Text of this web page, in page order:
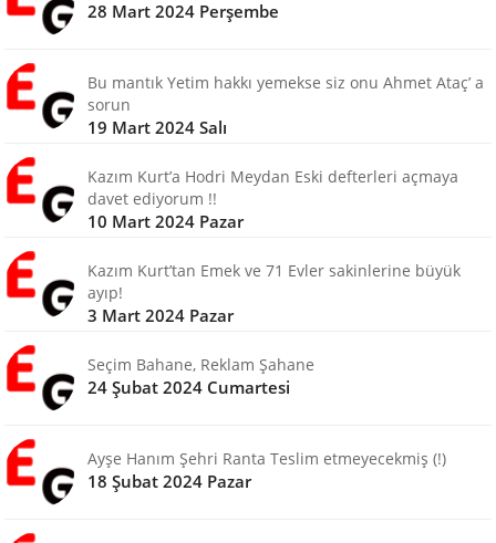
28 Mart 2024 Perşembe
Bu mantık Yetim hakkı yemekse siz onu Ahmet Ataç’ a
sorun
19 Mart 2024 Salı
Kazım Kurt’a Hodri Meydan Eski defterleri açmaya
davet ediyorum !!
10 Mart 2024 Pazar
Kazım Kurt’tan Emek ve 71 Evler sakinlerine büyük
ayıp!
3 Mart 2024 Pazar
Seçim Bahane, Reklam Şahane
24 Şubat 2024 Cumartesi
Ayşe Hanım Şehri Ranta Teslim etmeyecekmiş (!)
18 Şubat 2024 Pazar